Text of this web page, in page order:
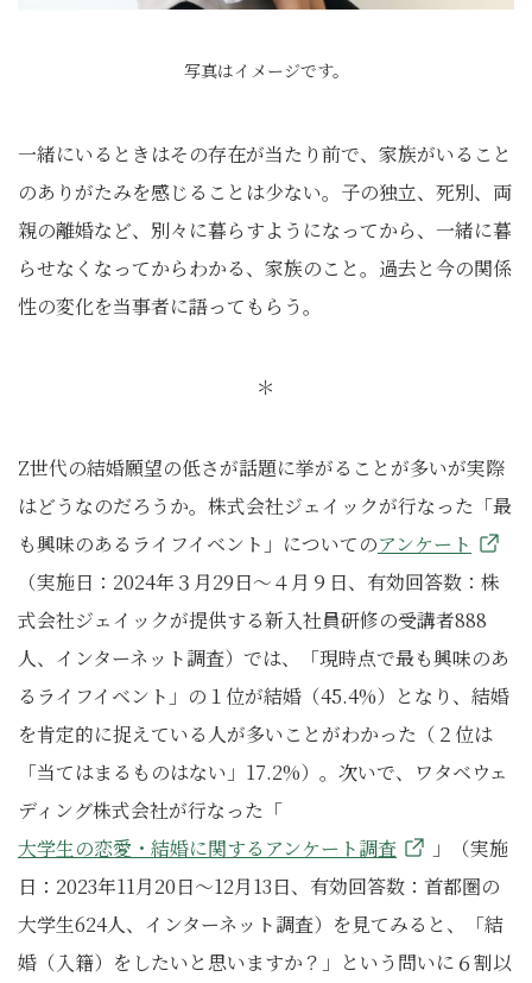
写真はイメージです。
一緒にいるときはその存在が当たり前で、家族がいること
のありがたみを感じることは少ない。子の独立、死別、両
親の離婚など、別々に暮らすようになってから、一緒に暮
らせなくなってからわかる、家族のこと。過去と今の関係
性の変化を当事者に語ってもらう。
＊
Z世代の結婚願望の低さが話題に挙がることが多いが実際
はどうなのだろうか。株式会社ジェイックが行なった「最
も興味のあるライフイベント」についてのアンケート
（実施日：2024年３月29日～４月９日、有効回答数：株
式会社ジェイックが提供する新入社員研修の受講者888
人、インターネット調査）では、「現時点で最も興味のあ
るライフイベント」の１位が結婚（45.4%）となり、結婚
を肯定的に捉えている人が多いことがわかった（２位は
「当てはまるものはない」17.2%）。次いで、ワタベウェ
ディング株式会社が行なった「
大学生の恋愛・結婚に関するアンケート調査
」（実施
日：2023年11月20日～12月13日、有効回答数：首都圏の
大学生624人、インターネット調査）を見てみると、「結
婚（入籍）をしたいと思いますか？」という問いに６割以